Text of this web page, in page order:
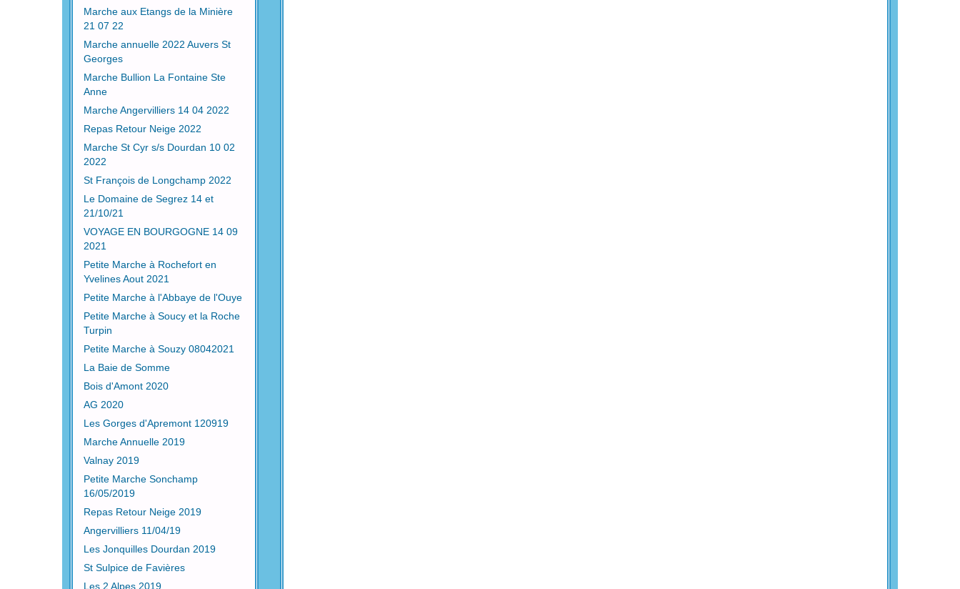
Marche aux Etangs de la Minière
21 07 22
Marche annuelle 2022 Auvers St
Georges
Marche Bullion La Fontaine Ste
Anne
Marche Angervilliers 14 04 2022
Repas Retour Neige 2022
Marche St Cyr s/s Dourdan 10 02
2022
St François de Longchamp 2022
Le Domaine de Segrez 14 et
21/10/21
VOYAGE EN BOURGOGNE 14 09
2021
Petite Marche à Rochefort en
Yvelines Aout 2021
Petite Marche à l'Abbaye de l'Ouye
Petite Marche à Soucy et la Roche
Turpin
Petite Marche à Souzy 08042021
La Baie de Somme
Bois d'Amont 2020
AG 2020
Les Gorges d'Apremont 120919
Marche Annuelle 2019
Valnay 2019
Petite Marche Sonchamp
16/05/2019
Repas Retour Neige 2019
Angervilliers 11/04/19
Les Jonquilles Dourdan 2019
St Sulpice de Favières
Les 2 Alpes 2019